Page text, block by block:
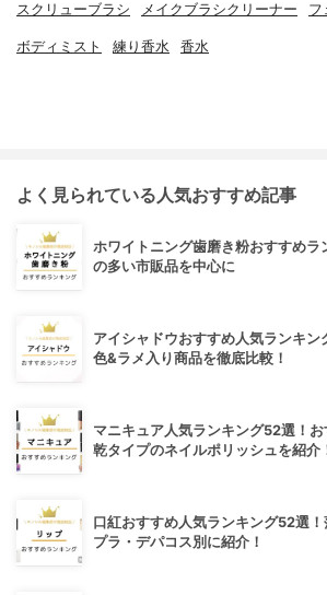
スクリューブラシ メイクブラシクリーナー フ
ボディミスト 練り香水 香水
よく見られている人気おすすめ記事
ホワイトニング歯磨き粉おすすめラ
の多い市販品を中心に
アイシャドウおすすめ人気ランキ
色&ラメ入り商品を徹底比較！
マニキュア人気ランキング52選！
乾タイプのネイルポリッシュを紹介
口紅おすすめ人気ランキング52選
プラ・デパコス別に紹介！